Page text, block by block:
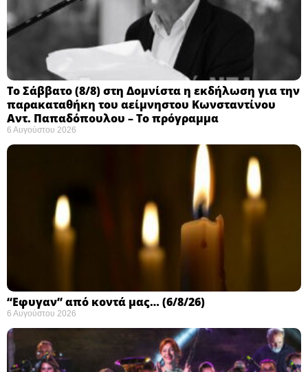
Το Σάββατο (8/8) στη Δομνίστα η εκδήλωση για την
παρακαταθήκη του αείμνηστου Κωνσταντίνου
Αντ. Παπαδόπουλου – Το πρόγραμμα
6 Αυγούστου 2026
“Εφυγαν” από κοντά μας… (6/8/26)
6 Αυγούστου 2026